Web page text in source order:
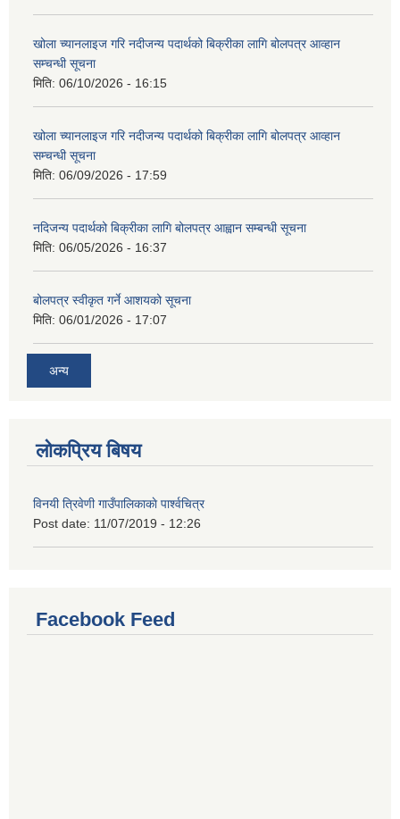
खोला च्यानलाइज गरि नदीजन्य पदार्थको बिक्रीका लागि बोलपत्र आव्हान
सम्चन्धी सूचना
मिति: 06/10/2026 - 16:15
खोला च्यानलाइज गरि नदीजन्य पदार्थको बिक्रीका लागि बोलपत्र आव्हान
सम्चन्धी सूचना
मिति: 06/09/2026 - 17:59
नदिजन्य पदार्थको बिक्रीका लागि बोलपत्र आह्वान सम्बन्धी सूचना
मिति: 06/05/2026 - 16:37
बोलपत्र स्वीकृत गर्ने आशयको सूचना
मिति: 06/01/2026 - 17:07
अन्य
लोकप्रिय बिषय
विनयी त्रिवेणी गाउँपालिकाकाे पार्श्वचित्र
Post date: 11/07/2019 - 12:26
Facebook Feed